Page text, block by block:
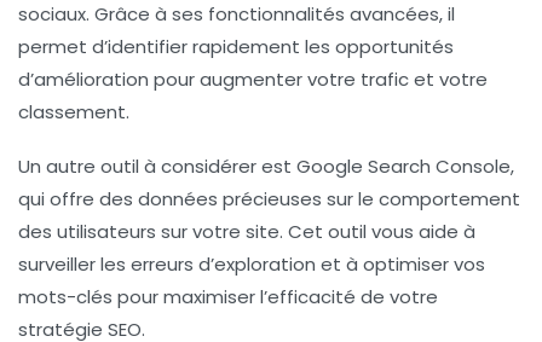
sociaux. Grâce à ses fonctionnalités avancées, il
permet d’identifier rapidement les opportunités
d’amélioration pour augmenter votre trafic et votre
classement.
Un autre outil à considérer est Google Search Console,
qui offre des données précieuses sur le comportement
des utilisateurs sur votre site. Cet outil vous aide à
surveiller les erreurs d’exploration et à optimiser vos
mots-clés pour maximiser l’efficacité de votre
stratégie SEO.